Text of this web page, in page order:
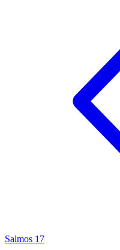
Salmos 17